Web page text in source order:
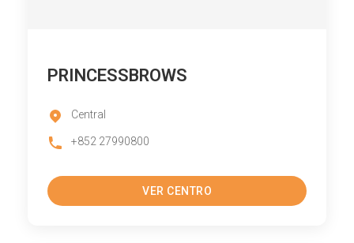
PRINCESSBROWS
Central
+852 27990800
VER CENTRO